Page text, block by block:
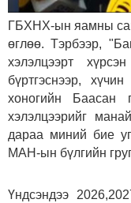
ГБХНХ-ын яамны
өглөө. Тэрбээр,
хэлэлцээрт
бүртгэснээр,
хоногийн Баасан
хэлэлцээрийг
дараа миний бие уг
МАН-ын бүлгийн
Үндсэндээ